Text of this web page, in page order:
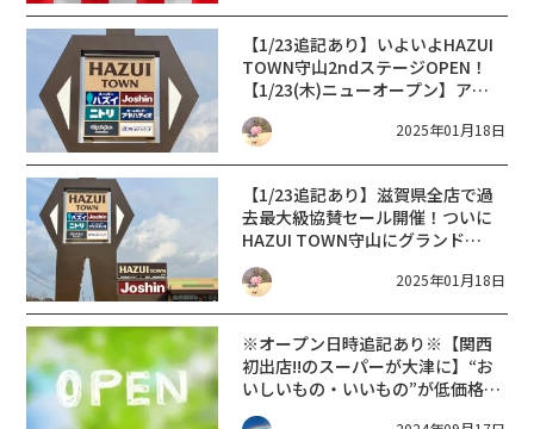
【1/23追記あり】いよいよHAZUI
TOWN守山2ndステージOPEN！
【1/23(木)ニューオープン】アヤ
ハディオ守山店・ニトリハズイタ
ウン守山店【滋賀 新店 2025】
2025年01月18日
【1/23追記あり】滋賀県全店で過
去最大級協賛セール開催！ついに
HAZUI TOWN守山にグランド
OPEN！【2025年1月ニューオープ
ン】ジョーシンハズイタウン守山
2025年01月18日
※オープン日時追記あり※【関西
初出店!!のスーパーが大津に】“お
いしいもの・いいもの”が低価格で
そろう地域密着型スーパー【カネ